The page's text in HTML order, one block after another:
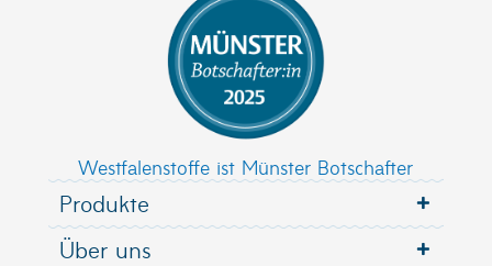
Westfalenstoffe ist Münster Botschafter
Produkte
Über uns